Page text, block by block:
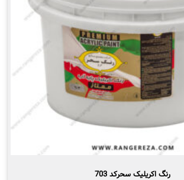
رنگ اکریلیک سحرکد 703